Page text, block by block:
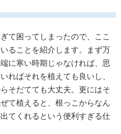
て困ってしまったので、ここ
ることを紹介します。まず万
に寒い時期じゃなければ、思
ればそれを植えても良いし、
そだてても大丈夫。更にはそ
て植えると、根っこからなん
てくれるという便利すぎる仕